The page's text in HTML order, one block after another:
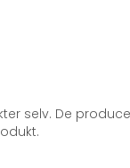
selv. De